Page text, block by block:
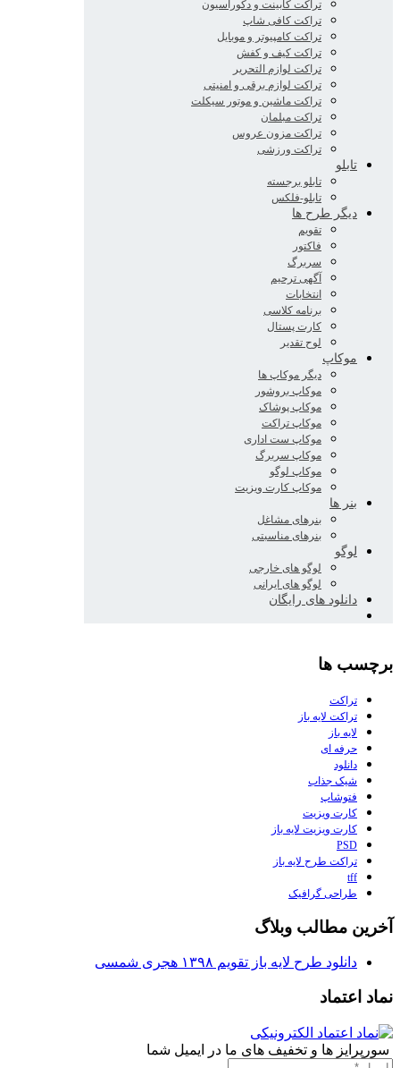
تراکت کابینت و دکوراسیون
تراکت کافی شاپ
تراکت کامپیوتر و موبایل
تراکت کیف و کفش
تراکت لوازم التحریر
تراکت لوازم برقی و امنیتی
تراکت ماشین و موتور سیکلت
تراکت مبلمان
تراکت مزون عروس
تراکت ورزشی
تابلو
تابلو برجسته
تابلو-فلکس
دیگر طرح ها
تقویم
فاکتور
سربرگ
آگهی ترحیم
انتخابات
برنامه کلاسی
کارت پستال
لوح تقدیر
موکاپ
دیگر موکاپ ها
موکاپ بروشور
موکاپ پوشاک
موکاپ تراکت
موکاپ ست اداری
موکاپ سربرگ
موکاپ لوگو
موکاپ کارت ویزیت
بنر ها
بنرهای مشاغل
بنرهای مناسبتی
لوگو
لوگو های خارجی
لوگو های ایرانی
دانلود های رایگان
برچسب ها
تراکت
تراکت لایه باز
لایه باز
حرفه ای
دانلود
شیک جذاب
فتوشاپ
کارت ویزیت
کارت ویزیت لایه باز
PSD
تراکت طرح لایه باز
tff
طراحی گرافیک
آخرین مطالب وبلاگ
دانلود طرح لایه باز تقویم ۱۳۹۸ هجری شمسی
نماد اعتماد
سورپرایز ها و تخفیف های ما در ایمیل شما